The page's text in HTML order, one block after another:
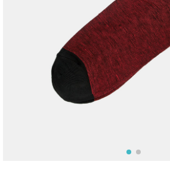
Москва